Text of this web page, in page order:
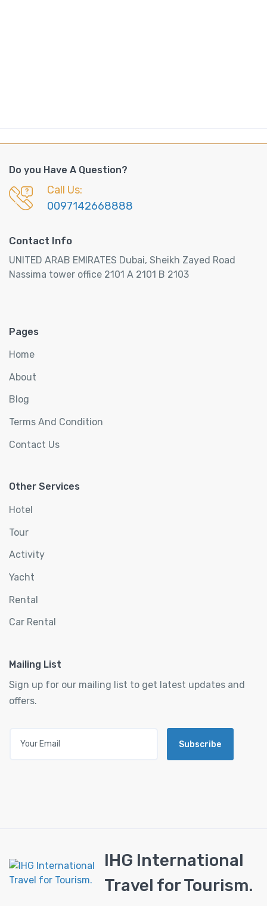
Do you Have A Question?
Call Us:
0097142668888
Contact Info
UNITED ARAB EMIRATES Dubai, Sheikh Zayed Road
Nassima tower office 2101 A 2101 B 2103
Pages
Home
About
Blog
Terms And Condition
Contact Us
Other Services
Hotel
Tour
Activity
Yacht
Rental
Car Rental
Mailing List
Sign up for our mailing list to get latest updates and
offers.
Subscribe
IHG International
Travel for Tourism.